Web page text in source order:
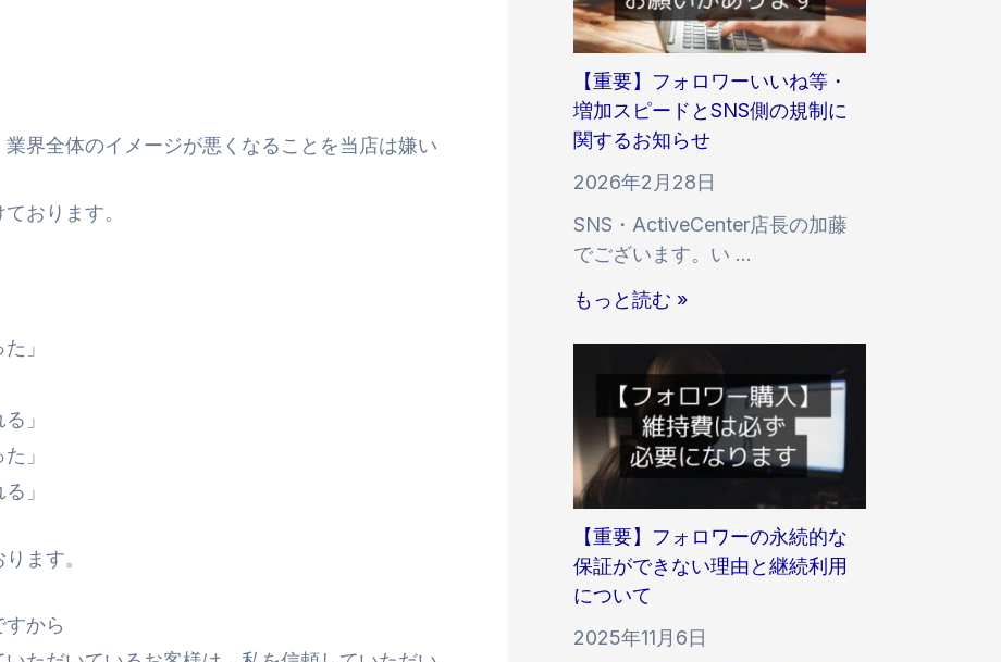
界全体のイメージが悪くなることを当店は嫌い
おります。
」
」
」
」
ます。
から
・
反
開
始
時
間
延
に
知
ら
せ
s
t
g
r
m
「
多
籍
い
」
に
お
る
付
与
速
【重要】フォロワーいいね等・
増加スピードとSNS側の規制に
関するお知らせ
2026年2月28日
SNS・ActiveCenter店長の加藤
でございます。い …
【
ォ
ロ
ワ
ー
い
い
等
もっと読む »
【重要】フォロワーの永続的な
保証ができない理由と継続利用
について
2025年11月6日